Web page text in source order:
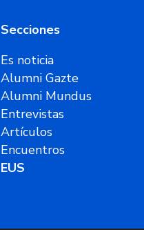
Secciones
Es noticia
Alumni Gazte
Alumni Mundus
Entrevistas
Artículos
Encuentros
EUS